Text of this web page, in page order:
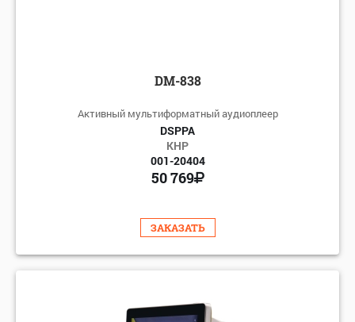
DM-838
Активный мультиформатный аудиоплеер
DSPPA
КНР
001-20404
50 769
ЗАКАЗАТЬ